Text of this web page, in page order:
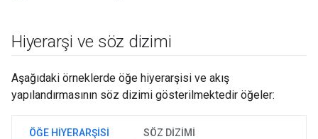
Hiyerarşi ve söz dizimi
Aşağıdaki örneklerde öğe hiyerarşisi ve akış
yapılandırmasının söz dizimi gösterilmektedir öğeler:
ÖĞE HIYERARŞISI SÖZ DIZIMI